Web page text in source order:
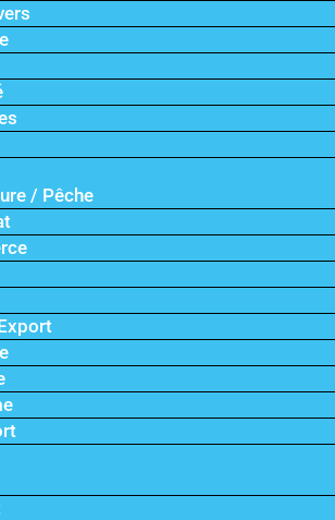
/ Pêche